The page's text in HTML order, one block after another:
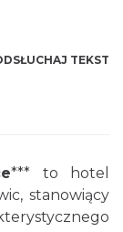
TEKST
*** to hotel
stanowiący